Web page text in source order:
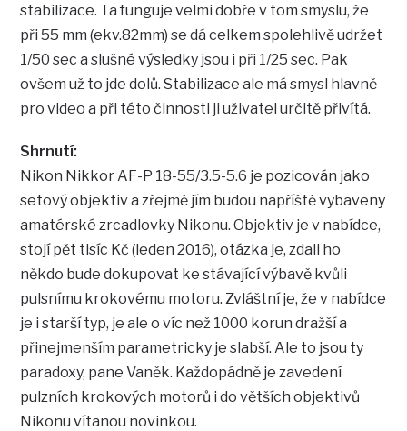
stabilizace. Ta funguje velmi dobře v tom smyslu, že
při 55 mm (ekv.82mm) se dá celkem spolehlivě udržet
1/50 sec a slušné výsledky jsou i při 1/25 sec. Pak
ovšem už to jde dolů. Stabilizace ale má smysl hlavně
pro video a při této činnosti ji uživatel určitě přivítá.
Shrnutí:
Nikon Nikkor AF-P 18-55/3.5-5.6 je pozicován jako
setový objektiv a zřejmě jím budou napříště vybaveny
amatérské zrcadlovky Nikonu. Objektiv je v nabídce,
stojí pět tisíc Kč (leden 2016), otázka je, zdali ho
někdo bude dokupovat ke stávající výbavě kvůli
pulsnímu krokovému motoru. Zvláštní je, že v nabídce
je i starší typ, je ale o víc než 1000 korun dražší a
přinejmenším parametricky je slabší. Ale to jsou ty
paradoxy, pane Vaněk. Každopádně je zavedení
pulzních krokových motorů i do větších objektivů
Nikonu vítanou novinkou.